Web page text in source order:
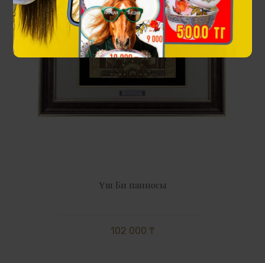
Үш Би панносы
102 000 ₸